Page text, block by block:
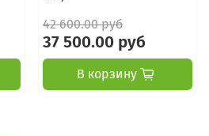
42 600.00 руб
37 500.00 руб
В корзину